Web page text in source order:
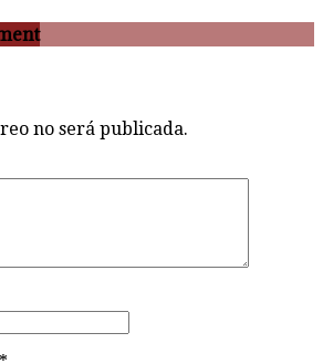
no será publicada.